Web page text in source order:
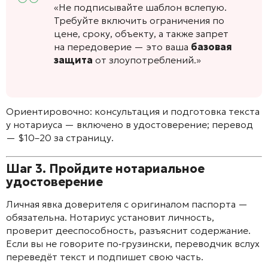
«Не подписывайте шаблон вслепую.
Требуйте включить ограничения по
цене, сроку, объекту, а также запрет
на передоверие — это ваша базовая
защита от злоупотреблений.»
Ориентировочно: консультация и подготовка текста
у нотариуса — включено в удостоверение; перевод
— $10–20 за страницу.
Шаг 3. Пройдите нотариальное
удостоверение
Личная явка доверителя с оригиналом паспорта —
обязательна. Нотариус установит личность,
проверит дееспособность, разъяснит содержание.
Если вы не говорите по‑грузински, переводчик вслух
переведёт текст и подпишет свою часть.